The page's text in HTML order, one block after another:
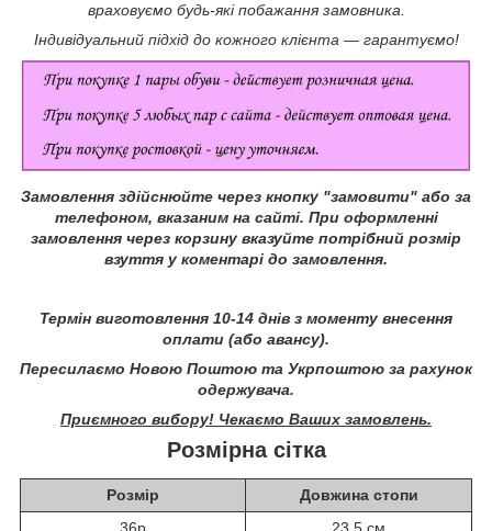
враховуємо будь-які побажання замовника.
Індивідуальний підхід до кожного клієнта ― гарантуємо!
Замовлення здійснюйте через кнопку "замовити" або за
телефоном, вказаним на сайті. При оформленні
замовлення через корзину вказуйте потрібний розмір
взуття у коментарі до замовлення.
Термін виготовлення 10-14 днів з моменту внесення
оплати (або авансу).
Пересилаємо Новою Поштою та Укрпоштою за рахунок
одержувача.
Приємного вибору! Чекаємо Ваших замовлень.
Розмірна сітка
Розмір
Довжина стопи